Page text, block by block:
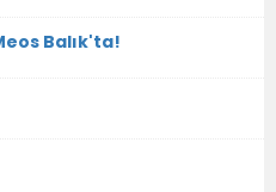
Balık'ta!